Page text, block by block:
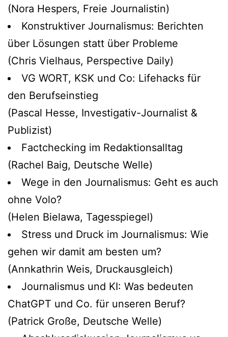
(Nora Hespers, Freie Journalistin)
Konstruktiver Journalismus: Berichten
über Lösungen statt über Probleme
(Chris Vielhaus, Perspective Daily)
VG WORT, KSK und Co: Lifehacks für
den Berufseinstieg
(Pascal Hesse, Investigativ-Journalist &
Publizist)
Factchecking im Redaktionsalltag
(Rachel Baig, Deutsche Welle)
Wege in den Journalismus: Geht es auch
ohne Volo?
(Helen Bielawa, Tagesspiegel)
Stress und Druck im Journalismus: Wie
gehen wir damit am besten um?
(Annkathrin Weis, Druckausgleich)
Journalismus und KI: Was bedeuten
ChatGPT und Co. für unseren Beruf?
(Patrick Große, Deutsche Welle)